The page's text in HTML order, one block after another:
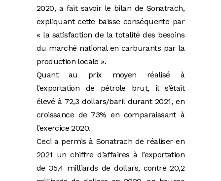
2020, a fait savoir le bilan de Sonatrach,
expliquant cette baisse conséquente par
« la satisfaction de la totalité des besoins
du marché national en carburants par la
production locale ».
Quant au prix moyen réalisé à
l’exportation de pétrole brut, il s’était
élevé à 72,3 dollars/baril durant 2021, en
croissance de 73% en comparaissant à
l’exercice 2020.
Ceci a permis à Sonatrach de réaliser en
2021 un chiffre d’affaires à l’exportation
de 35,4 milliards de dollars, contre 20,2